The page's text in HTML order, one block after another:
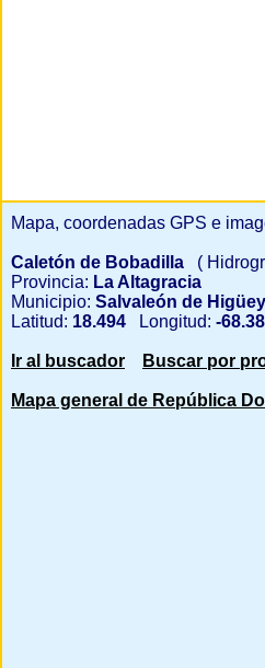
Mapa, coordenadas GPS e
Caletón de Bobadilla
(
Provincia: La Altagracia
Municipio: Salvaleón de Higüey
Latitud: 18.494 Longitud: -
Ir al buscador Buscar por
Mapa general de República